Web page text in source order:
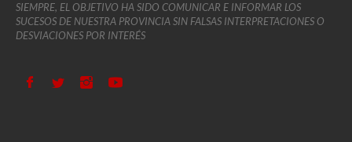
SIEMPRE, EL OBJETIVO HA SIDO COMUNICAR E INFORMAR LOS
SUCESOS DE NUESTRA PROVINCIA SIN FALSAS INTERPRETACIONES O
DESVIACIONES POR INTERÉS